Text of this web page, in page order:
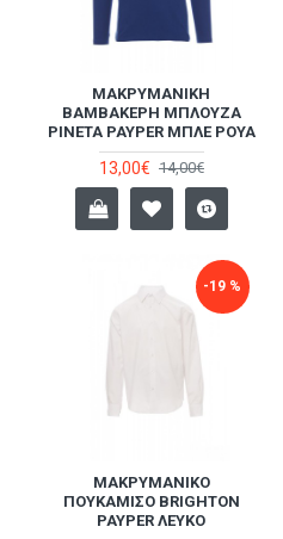
ΜΑΚΡΥΜΆΝΙΚΗ
ΒΑΜΒΑΚΕΡΉ ΜΠΛΟΎΖΑ
PINETA PAYPER ΜΠΛΕ ΡΟΥΆ
13,00€ 14,00€
-19 %
ΜΑΚΡΥΜΆΝΙΚΟ
ΠΟΥΚΆΜΙΣΟ BRIGHTON
PAYPER ΛΕΥΚΌ